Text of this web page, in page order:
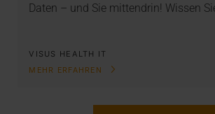
Daten – und Sie mittendrin! Wissen
VISUS HEALTH IT
MEHR ERFAHREN